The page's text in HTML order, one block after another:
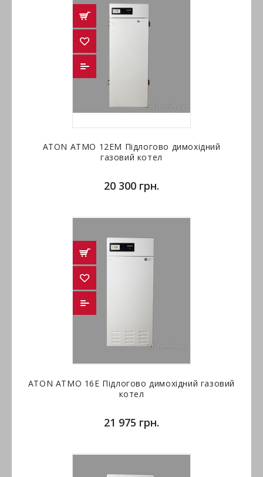
ATON ATMO 12ЕМ Підлогово димохідний
газовий котел
20 300 грн.
ATON ATMO 16E Підлогово димохідний газовий
котел
21 975 грн.